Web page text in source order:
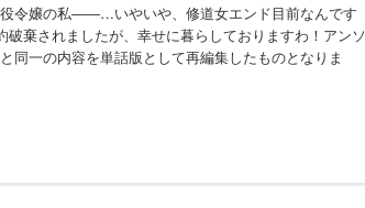
令嬢の私――…いやいや、修道女エンド目前なんです
棄されましたが、幸せに暮らしておりますわ！アンソ
同一の内容を単話版として再編集したものとなりま